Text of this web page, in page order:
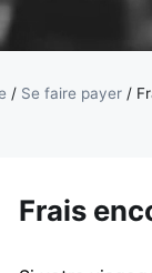
/ Se faire payer /
Frais